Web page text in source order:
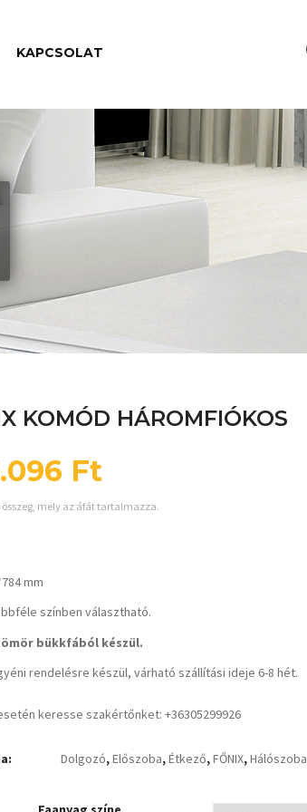
KAPCSOLAT
KOMÓD HÁROMFIÓKOS
Ft
összeg, mely az áfát tartalmazza.
mm
színben választható.
bükkfából készül.
rendelésre készül, várható szállítási ideje 6-8 hét.
keresse szakértőnket: +36305299926
Dolgozó,Előszoba,Étkező,FŐNIX,Hálószoba